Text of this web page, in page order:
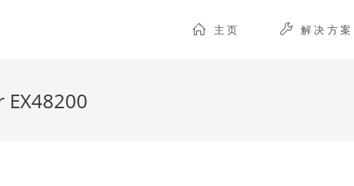
主页 解决方案